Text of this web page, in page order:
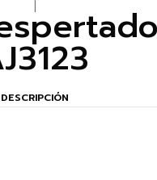
DESCRIPCIÓN